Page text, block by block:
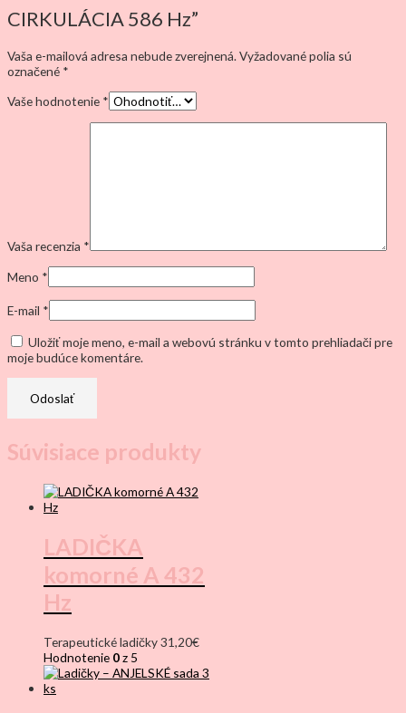
CIRKULÁCIA 586 Hz”
Vaša e-mailová adresa nebude zverejnená. Vyžadované polia sú
označené *
Vaše hodnotenie *
Vaša recenzia *
Meno *
E-mail *
Uložiť moje meno, e-mail a webovú stránku v tomto prehliadači pre
moje budúce komentáre.
Súvisiace produkty
LADIČKA
komorné A 432
Hz
Terapeutické ladičky31,20€
Hodnotenie 0z 5